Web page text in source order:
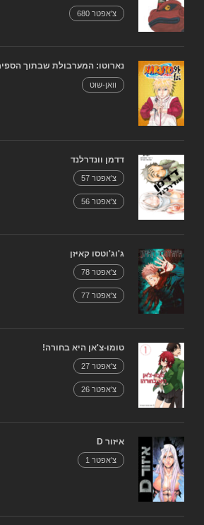
צ'אפטר 680
נארוטו: המערבולת שבתוך
וואן-שוט
דדמן וונדרלנד
צ'אפטר 57
צ'אפטר 56
ג'וג'וטסו קאיזן
צ'אפטר 78
צ'אפטר 77
טומו-צ'אן היא בחורה!
צ'אפטר 27
צ'אפטר 26
איזור D
צ'אפטר 1